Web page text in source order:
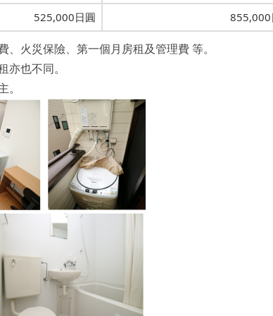
525,000日圓 855,000
火災保險、第一個月房租及管理費 等。
也不同。